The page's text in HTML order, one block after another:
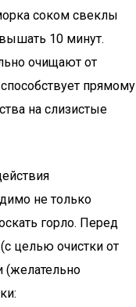
соком свеклы
10 минут.
очищают от
прямому
на слизистые
не только
горло. Перед
целью очистки от
(желательно